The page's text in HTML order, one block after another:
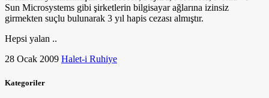
Sun Microsystems gibi şirketlerin bilgisayar ağlarına izinsiz
girmekten suçlu bulunarak 3 yıl hapis cezası almıştır.
Hepsi yalan ..
28 Ocak 2009 Halet-i Ruhiye
Kategoriler